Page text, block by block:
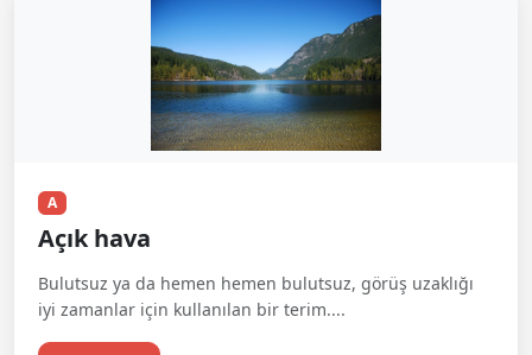
A
Açık hava
Bulutsuz ya da hemen hemen bulutsuz, görüş uzaklığı
iyi zamanlar için kullanılan bir terim....